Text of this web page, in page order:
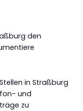
den
in Straßburg
und
zu